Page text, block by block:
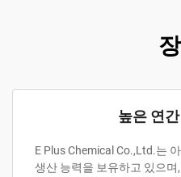
높은 연
E Plus Chemical Co.,Ltd.는
생산 능력을 보유하고 있으